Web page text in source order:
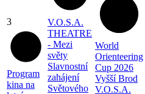
3
Program
kina na
V.O.S.A.
THEATRE
- Mezi
světy
Slavnostní
zahájení
Světového
World
Orienteering
Cup 2026
Vyšší Brod
V.O.S.A.